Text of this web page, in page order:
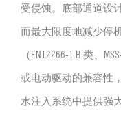
受侵蚀。底部通道设
而最大限度地减少停
（EN12266-1 B 类、
或电动驱动的兼容性
水注入系统中提供强